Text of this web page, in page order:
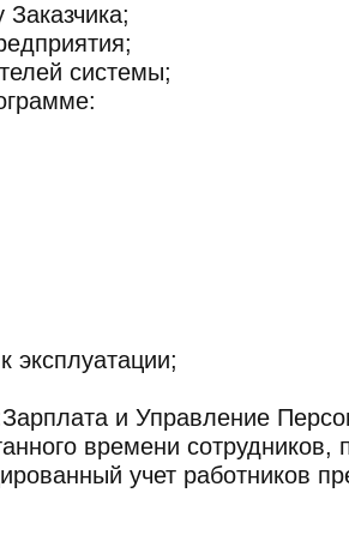
системы;
эксплуатации;
и Управление
времени
учет работников